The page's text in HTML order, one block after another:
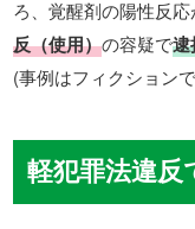
ろ、覚醒剤の陽性反
反（使用）の容疑で逮
(事例はフィクション
軽犯罪法違